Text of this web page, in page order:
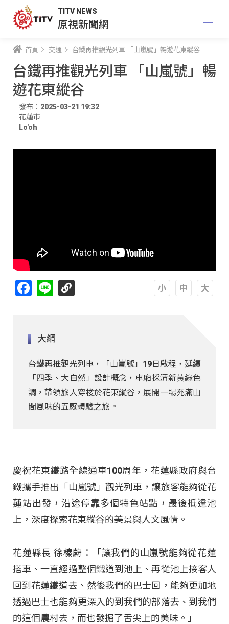
TITV NEWS
原視新聞網
首頁 交通 台鐵再推觀光列車 「山嵐號」暢遊花東縱谷
台鐵再推觀光列車 「山嵐號」暢
遊花東縱谷
發布：2025-03-21 19:32
花蓮市
Lo'oh
Facebook
Line
大綱
台鐵再推觀光列車，「山嵐號」19日啟程，延續
「四季、大自然」設計概念，車廂採清新黃綠色
調，帶領旅人穿梭於花東縱谷，展開一場充滿山
間風味的五感體驗之旅。
慶祝花東鐵路全線通車100周年，花蓮縣政府與台
鐵攜手推出「山嵐號」觀光列車，讓旅客能夠從花
蓮站出發，沿途停靠多個特色站點，最後抵達池
上，深度探索花東縱谷的美景與人文風情。
花蓮縣長 徐榛蔚：「讓我們的山嵐號能夠從花蓮
搭車、一直經過整個鐵道到池上、再從池上接客人
回到花蓮鐵道去、然後我們的巴士回，能夠更加地
透過巴士也能夠更深入的到我們的部落去、到我們
的這個農村去，而也發掘了舌尖上的美味。」